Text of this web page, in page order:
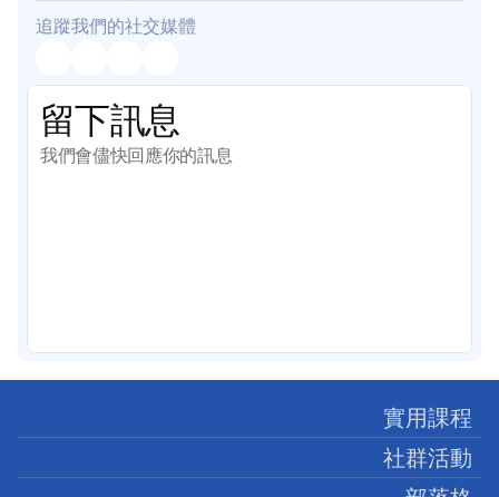
追蹤我們的社交媒體
留下訊息
我們會儘快回應你的訊息
實用課程
社群活動